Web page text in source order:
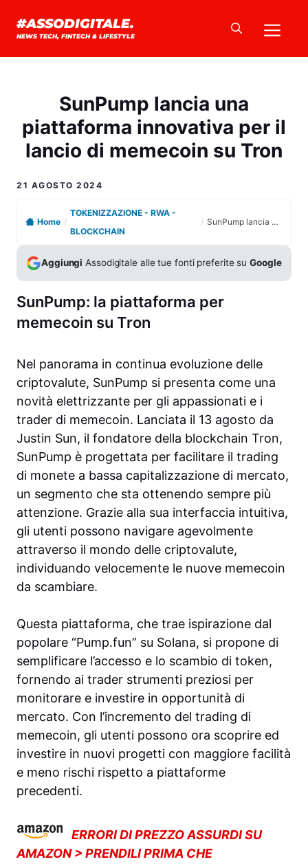
#ASSODIGITALE.
NEWS TECH, FINTECH & LIFESTYLE
SunPump lancia una
piattaforma innovativa per il
lancio di memecoin su Tron
21 AGOSTO 2024
Home /
TOKENIZZAZIONE - RWA -
BLOCKCHAIN
/ SunPump lancia una piattaforma innovativa per il lancio di memecoin su Tron
Aggiungi Assodigitale alle tue fonti preferite suGoogle
SunPump: la piattaforma per
memecoin su Tron
Nel panorama in continua evoluzione delle
criptovalute, SunPump si presenta come una
novità elettrizzante per gli appassionati e i
trader di memecoin. Lanciata il 13 agosto da
Justin Sun, il fondatore della blockchain Tron,
SunPump è progettata per facilitare il trading
di monete a bassa capitalizzazione di mercato,
un segmento che sta ottenendo sempre più
attenzione. Grazie alla sua interfaccia intuitiva,
gli utenti possono navigare agevolmente
attraverso il mondo delle criptovalute,
individuando velocemente le nuove memecoin
da scambiare.
Questa piattaforma, che trae ispirazione dal
popolare “Pump.fun” su Solana, si propone di
semplificare l’accesso e lo scambio di token,
fornendo ai trader strumenti preziosi per
monitorare e investire in opportunità di
mercato. Con l’incremento del trading di
memecoin, gli utenti possono ora scoprire ed
investire in nuovi progetti con maggiore facilità
e meno rischi rispetto a piattaforme
precedenti.
ERRORI DI PREZZO ASSURDI SU
AMAZON > PRENDILI PRIMA CHE